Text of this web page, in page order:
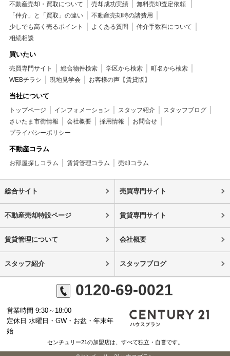
不動産売却・買取について 売却成功実績
無料売却査定依頼
「仲介」と「買取」の違い
不動産売却時の諸費用
少しでも高く売るポイント
よくある質問
仲介手数料について
相続相談
買いたい
売買専門サイト 総合物件検索 学区から検索
町名から検索
WEBチラシ
現地見学会 お客様の声【賃貸版】
当社について
トップページ インフォメーション スタッフ紹介
スタッフブログ
さいたま市街情報
会社概要 採用情報
お問合せ
プライバシーポリシー
不動産コラム
お部屋探しコラム 賃貸管理コラム 売却コラム
総合サイト 売買専門サイト
不動産売却特設ページ 賃貸専門サイト
賃貸管理について 会社概要
スタッフ紹介 スタッフブログ
0120-69-0021
営業時間 9:30～18:00
定休日 水曜日・GW・お盆・年末年
始
センチュリー21の加盟店は、すべて独立・自営です。